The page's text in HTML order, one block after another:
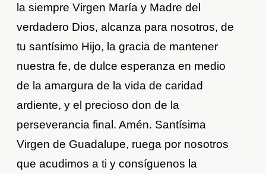
la siempre Virgen María y Madre del
verdadero Dios, alcanza para nosotros, de
tu santísimo Hijo, la gracia de mantener
nuestra fe, de dulce esperanza en medio
de la amargura de la vida de caridad
ardiente, y el precioso don de la
perseverancia final. Amén. Santísima
Virgen de Guadalupe, ruega por nosotros
que acudimos a ti y consíguenos la